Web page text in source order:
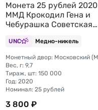
Монета 25 рублей 2020
ММД Крокодил Гена и
Чебурашка Советская
цветные, в блистере
UNC Медно-никель
Вес, г: 9,7
Тираж, шт: 150 000
Год: 2020
Номинал: 25 рублей
3 800 ₽